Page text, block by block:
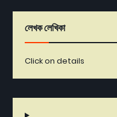
লেখক লেখিকা
Click on details